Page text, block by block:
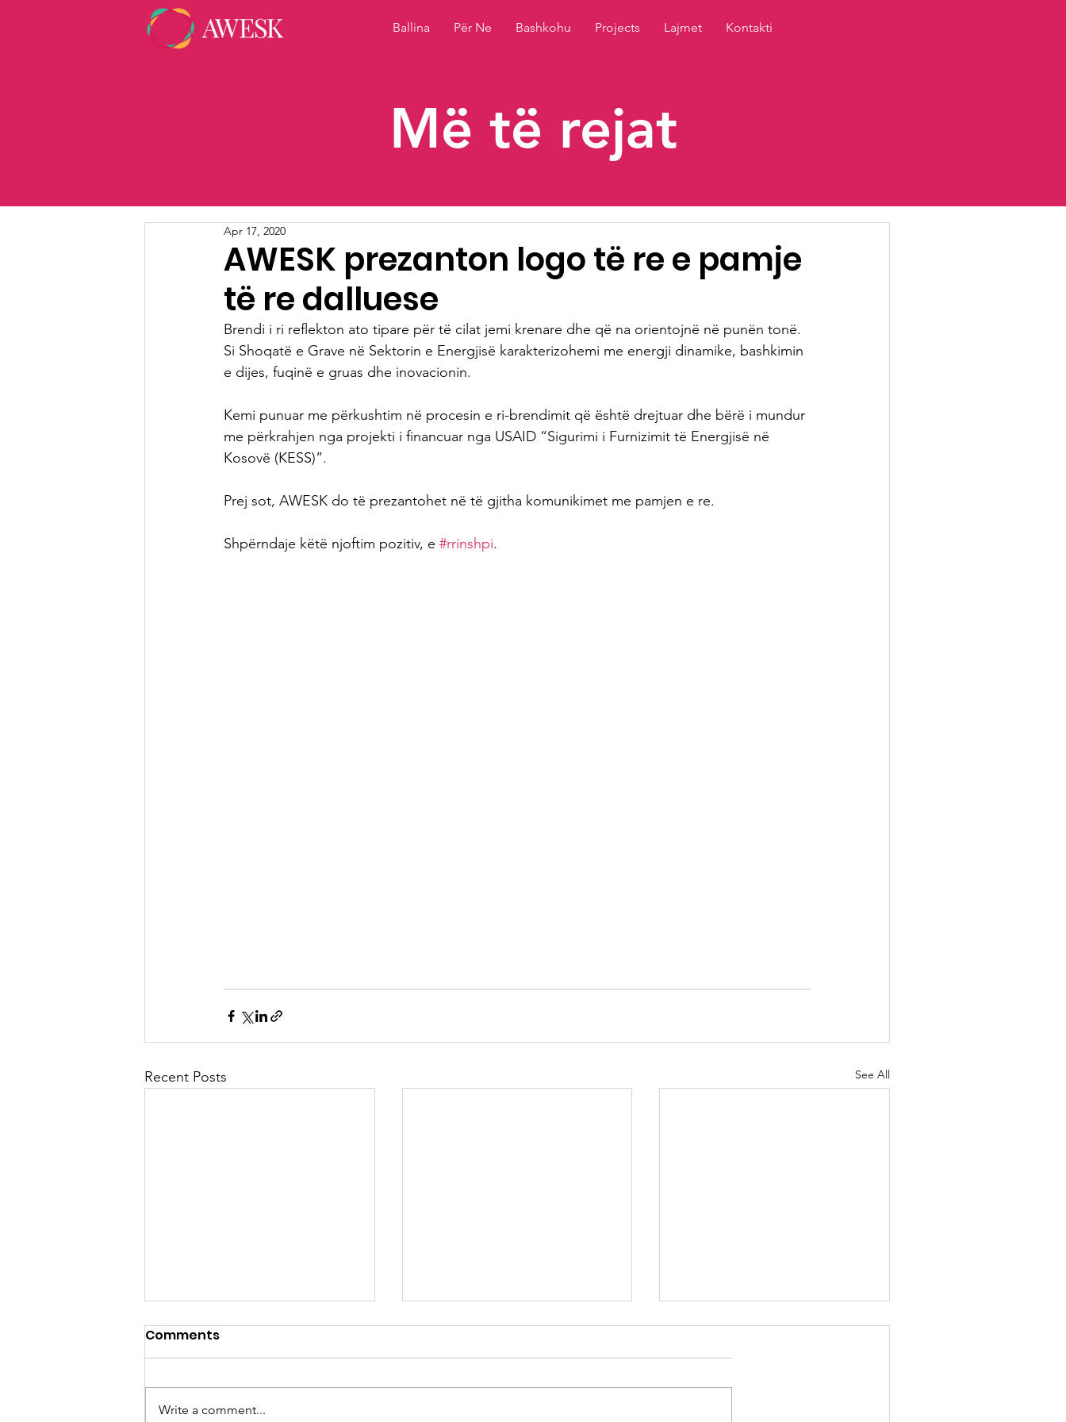
Ballina Për Ne Bashkohu Projects Lajmet Kontakti
Më të rejat
AWESK prezanton logo të re e pamje
të re dalluese
Apr 17, 2020
Brendi i ri reflekton ato tipare për të cilat jemi krenare dhe që na orientojnë në punën tonë.
Si Shoqatë e Grave në Sektorin e Energjisë karakterizohemi me energji dinamike, bashkimin
e dijes, fuqinë e gruas dhe inovacionin.
Kemi punuar me përkushtim në procesin e ri-brendimit që është drejtuar dhe bërë i mundur
me përkrahjen nga projekti i financuar nga USAID “Sigurimi i Furnizimit të Energjisë në
Kosovë (KESS)”.
Prej sot, AWESK do të prezantohet në të gjitha komunikimet me pamjen e re.
Shpërndaje këtë njoftim pozitiv, e #rrinshpi.
Recent Posts See All
Comments
Write a comment...